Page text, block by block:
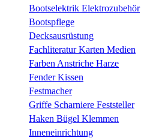
Bootselektrik Elektrozubehör
Bootspflege
Decksausrüstung
Fachliteratur Karten Medien
Farben Anstriche Harze
Fender Kissen
Festmacher
Griffe Scharniere Feststeller
Haken Bügel Klemmen
Inneneinrichtung